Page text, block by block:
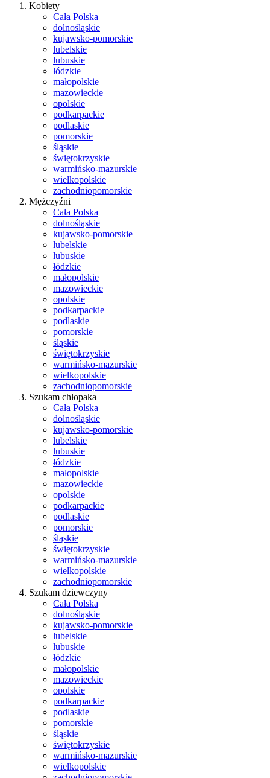
Kobiety
Cała Polska
dolnośląskie
kujawsko-pomorskie
lubelskie
lubuskie
łódzkie
małopolskie
mazowieckie
opolskie
podkarpackie
podlaskie
pomorskie
śląskie
świętokrzyskie
warmińsko-mazurskie
wielkopolskie
zachodniopomorskie
Mężczyźni
Cała Polska
dolnośląskie
kujawsko-pomorskie
lubelskie
lubuskie
łódzkie
małopolskie
mazowieckie
opolskie
podkarpackie
podlaskie
pomorskie
śląskie
świętokrzyskie
warmińsko-mazurskie
wielkopolskie
zachodniopomorskie
Szukam chłopaka
Cała Polska
dolnośląskie
kujawsko-pomorskie
lubelskie
lubuskie
łódzkie
małopolskie
mazowieckie
opolskie
podkarpackie
podlaskie
pomorskie
śląskie
świętokrzyskie
warmińsko-mazurskie
wielkopolskie
zachodniopomorskie
Szukam dziewczyny
Cała Polska
dolnośląskie
kujawsko-pomorskie
lubelskie
lubuskie
łódzkie
małopolskie
mazowieckie
opolskie
podkarpackie
podlaskie
pomorskie
śląskie
świętokrzyskie
warmińsko-mazurskie
wielkopolskie